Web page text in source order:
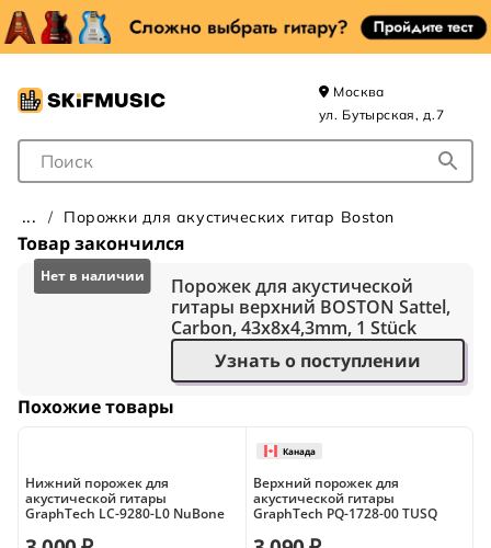
Поле для Поиска
Москва
ул. Бутырская, д.7
Порожки для акустических гитар Boston
Товар закончился
Порожек для акустической
гитары верхний BOSTON Sattel,
Carbon, 43x8x4,3mm, 1 Stück
Узнать о поступлении
Похожие товары
Нижний порожек для
акустической гитары
GraphTech LC-9280-L0 NuBone
Верхний порожек для
акустической гитары
GraphTech PQ-1728-00 TUSQ